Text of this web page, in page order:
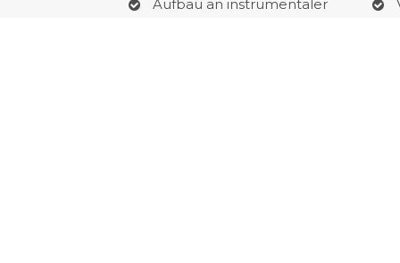
Aufbau an instrumentaler